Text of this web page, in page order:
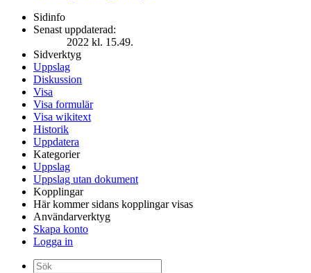
Sidinfo
Senast uppdaterad:
2022 kl. 15.49.
Sidverktyg
Uppslag
Diskussion
Visa
Visa formulär
Visa wikitext
Historik
Uppdatera
Kategorier
Uppslag
Uppslag utan dokument
Kopplingar
Här kommer sidans kopplingar visas
Användarverktyg
Skapa konto
Logga in